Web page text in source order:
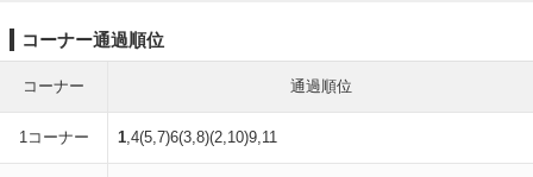
コーナー通過順位
コーナー 通過順位
1コーナー 1,4(5,7)6(3,8)(2,10)9,11